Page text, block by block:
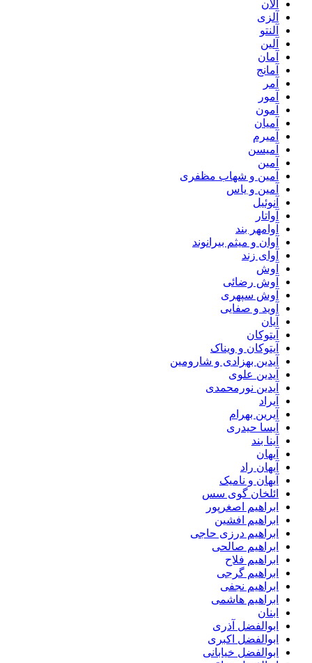
آلان
آلزی
آلنتو
آلین
آمان
آمانج
آمر
آمور
آمون
آمیان
آمیرم
آمیسن
آمین
آمین و شهاب مظفری
آمین و یاس
آنوئیل
آواتار
آوامهر بند
آوان و میثم بیرانوند
آوای زند
آوش
آوش رضائی
آوش سپهری
آوید و صفایی
آیان
آیتوکان
آیتوکان و ویناک
آیدین بهزادی و شارومین
آیدین علوی
آیدین نورمحمدی
آیراد
آیرین بهرام
آیسا حیدری
آینا بند
آیهان
آیهان راد
آیهان و نامیک
ائلخان گوی سس
ابراهیم اصغرپور
ابراهیم افشین
ابراهیم درزی حاجی
ابراهیم صالحی
ابراهیم فلاح
ابراهیم گرجی
ابراهیم نجفی
ابراهیم هاشمی
ابنان
ابوالفضل آذری
ابوالفضل اکبری
ابوالفضل خیابانی